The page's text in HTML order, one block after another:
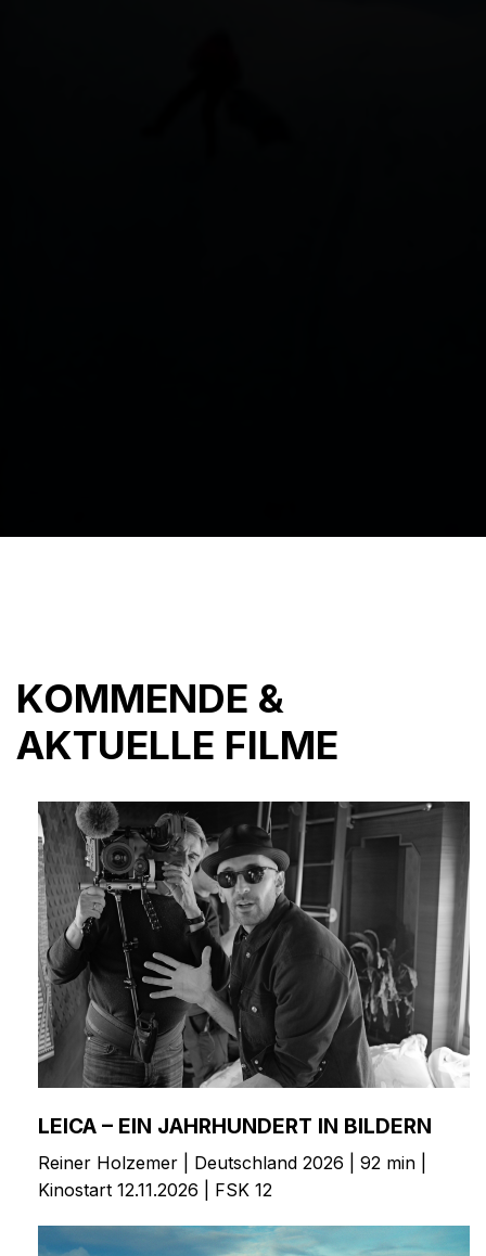
KOMMENDE &
AKTUELLE FILME
LEICA – EIN JAHRHUNDERT IN BILDERN
Reiner Holzemer | Deutschland 2026 | 92 min |
Kinostart 12.11.2026 | FSK 12